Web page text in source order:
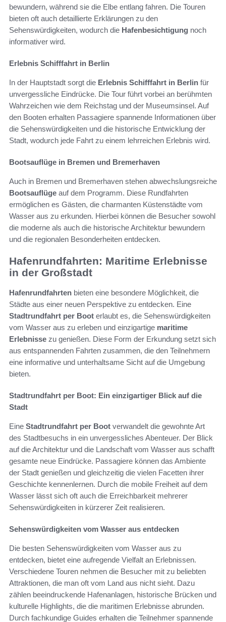
bewundern, während sie die Elbe entlang fahren. Die Touren
bieten oft auch detaillierte Erklärungen zu den
Sehenswürdigkeiten, wodurch die Hafenbesichtigung noch
informativer wird.
Erlebnis Schifffahrt in Berlin
In der Hauptstadt sorgt die Erlebnis Schifffahrt in Berlin für
unvergessliche Eindrücke. Die Tour führt vorbei an berühmten
Wahrzeichen wie dem Reichstag und der Museumsinsel. Auf
den Booten erhalten Passagiere spannende Informationen über
die Sehenswürdigkeiten und die historische Entwicklung der
Stadt, wodurch jede Fahrt zu einem lehrreichen Erlebnis wird.
Bootsauflüge in Bremen und Bremerhaven
Auch in Bremen und Bremerhaven stehen abwechslungsreiche
Bootsauflüge auf dem Programm. Diese Rundfahrten
ermöglichen es Gästen, die charmanten Küstenstädte vom
Wasser aus zu erkunden. Hierbei können die Besucher sowohl
die moderne als auch die historische Architektur bewundern
und die regionalen Besonderheiten entdecken.
Hafenrundfahrten: Maritime Erlebnisse
in der Großstadt
Hafenrundfahrten bieten eine besondere Möglichkeit, die
Städte aus einer neuen Perspektive zu entdecken. Eine
Stadtrundfahrt per Boot erlaubt es, die Sehenswürdigkeiten
vom Wasser aus zu erleben und einzigartige maritime
Erlebnisse zu genießen. Diese Form der Erkundung setzt sich
aus entspannenden Fahrten zusammen, die den Teilnehmern
eine informative und unterhaltsame Sicht auf die Umgebung
bieten.
Stadtrundfahrt per Boot: Ein einzigartiger Blick auf die
Stadt
Eine Stadtrundfahrt per Boot verwandelt die gewohnte Art
des Stadtbesuchs in ein unvergessliches Abenteuer. Der Blick
auf die Architektur und die Landschaft vom Wasser aus schafft
gesamte neue Eindrücke. Passagiere können das Ambiente
der Stadt genießen und gleichzeitig die vielen Facetten ihrer
Geschichte kennenlernen. Durch die mobile Freiheit auf dem
Wasser lässt sich oft auch die Erreichbarkeit mehrerer
Sehenswürdigkeiten in kürzerer Zeit realisieren.
Sehenswürdigkeiten vom Wasser aus entdecken
Die besten Sehenswürdigkeiten vom Wasser aus zu
entdecken, bietet eine aufregende Vielfalt an Erlebnissen.
Verschiedene Touren nehmen die Besucher mit zu beliebten
Attraktionen, die man oft vom Land aus nicht sieht. Dazu
zählen beeindruckende Hafenanlagen, historische Brücken und
kulturelle Highlights, die die maritimen Erlebnisse abrunden.
Durch fachkundige Guides erhalten die Teilnehmer spannende